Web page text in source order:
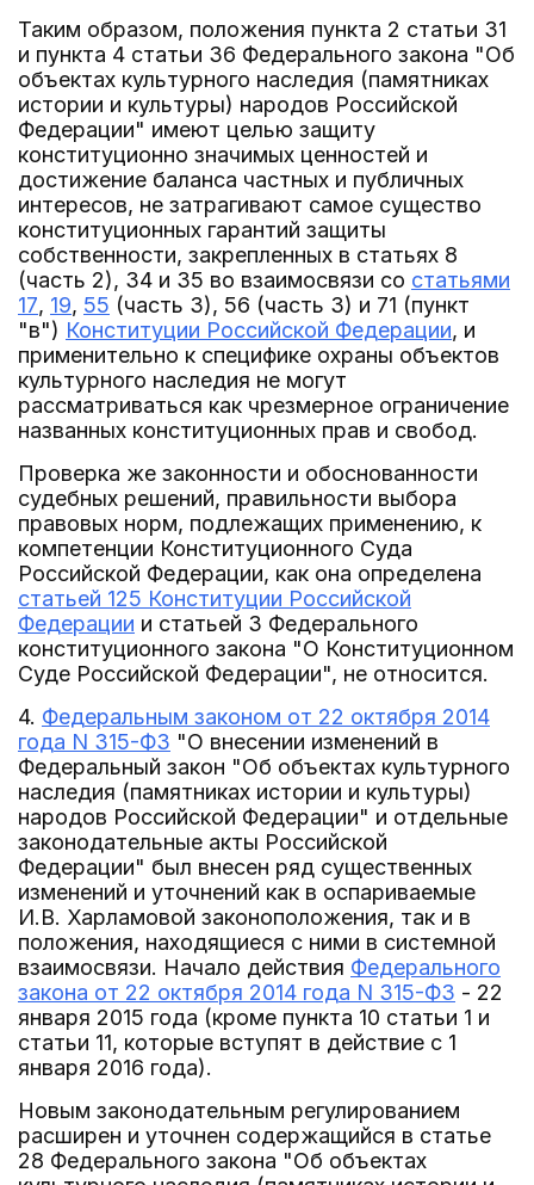
Таким образом, положения пункта 2 статьи 31
и пункта 4 статьи 36 Федерального закона "Об
объектах культурного наследия (памятниках
истории и культуры) народов Российской
Федерации" имеют целью защиту
конституционно значимых ценностей и
достижение баланса частных и публичных
интересов, не затрагивают самое существо
конституционных гарантий защиты
собственности, закрепленных в статьях 8
(часть 2), 34 и 35 во взаимосвязи со статьями
17, 19, 55 (часть 3), 56 (часть 3) и 71 (пункт
"в") Конституции Российской Федерации, и
применительно к специфике охраны объектов
культурного наследия не могут
рассматриваться как чрезмерное ограничение
названных конституционных прав и свобод.
Проверка же законности и обоснованности
судебных решений, правильности выбора
правовых норм, подлежащих применению, к
компетенции Конституционного Суда
Российской Федерации, как она определена
статьей 125 Конституции Российской
Федерации и статьей 3 Федерального
конституционного закона "О Конституционном
Суде Российской Федерации", не относится.
4. Федеральным законом от 22 октября 2014
года N 315-ФЗ "О внесении изменений в
Федеральный закон "Об объектах культурного
наследия (памятниках истории и культуры)
народов Российской Федерации" и отдельные
законодательные акты Российской
Федерации" был внесен ряд существенных
изменений и уточнений как в оспариваемые
И.В. Харламовой законоположения, так и в
положения, находящиеся с ними в системной
взаимосвязи. Начало действия Федерального
закона от 22 октября 2014 года N 315-ФЗ - 22
января 2015 года (кроме пункта 10 статьи 1 и
статьи 11, которые вступят в действие с 1
января 2016 года).
Новым законодательным регулированием
расширен и уточнен содержащийся в статье
28 Федерального закона "Об объектах